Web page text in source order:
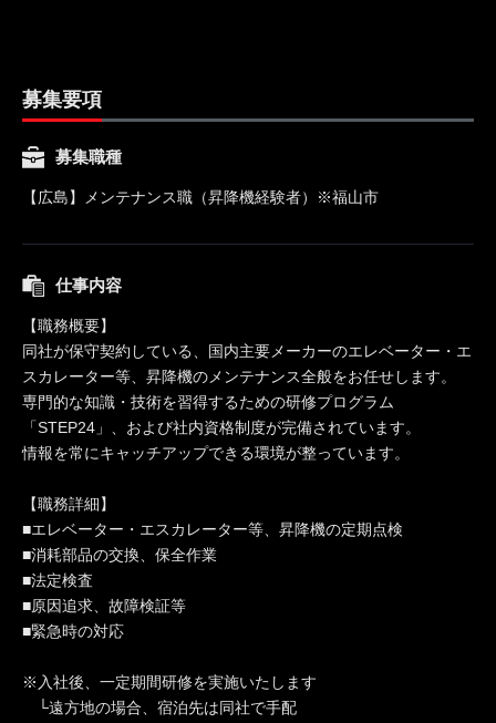
募集要項
募集職種
【広島】メンテナンス職（昇降機経験者）※福山市
仕事内容
【職務概要】
同社が保守契約している、国内主要メーカーのエレベーター・エ
スカレーター等、昇降機のメンテナンス全般をお任せします。
専門的な知識・技術を習得するための研修プログラム
「STEP24」、および社内資格制度が完備されています。
情報を常にキャッチアップできる環境が整っています。
【職務詳細】
■エレベーター・エスカレーター等、昇降機の定期点検
■消耗部品の交換、保全作業
■法定検査
■原因追求、故障検証等
■緊急時の対応
※入社後、一定期間研修を実施いたします
└遠方地の場合、宿泊先は同社で手配